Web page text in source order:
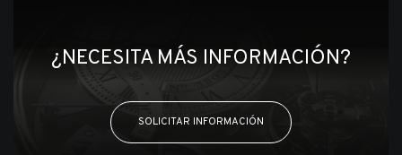
¿NECESITA MÁS INFORMACIÓN?
SOLICITAR INFORMACIÓN